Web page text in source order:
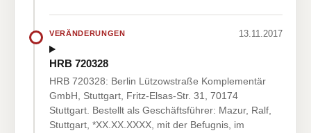
VERÄNDERUNGEN 13.11.2017
HRB 720328
HRB 720328: Berlin Lützowstraße Komplementär
GmbH, Stuttgart, Fritz-Elsas-Str. 31, 70174
Stuttgart. Bestellt als Geschäftsführer: Mazur, Ralf,
Stuttgart, *XX.XX.XXXX, mit der Befugnis, im